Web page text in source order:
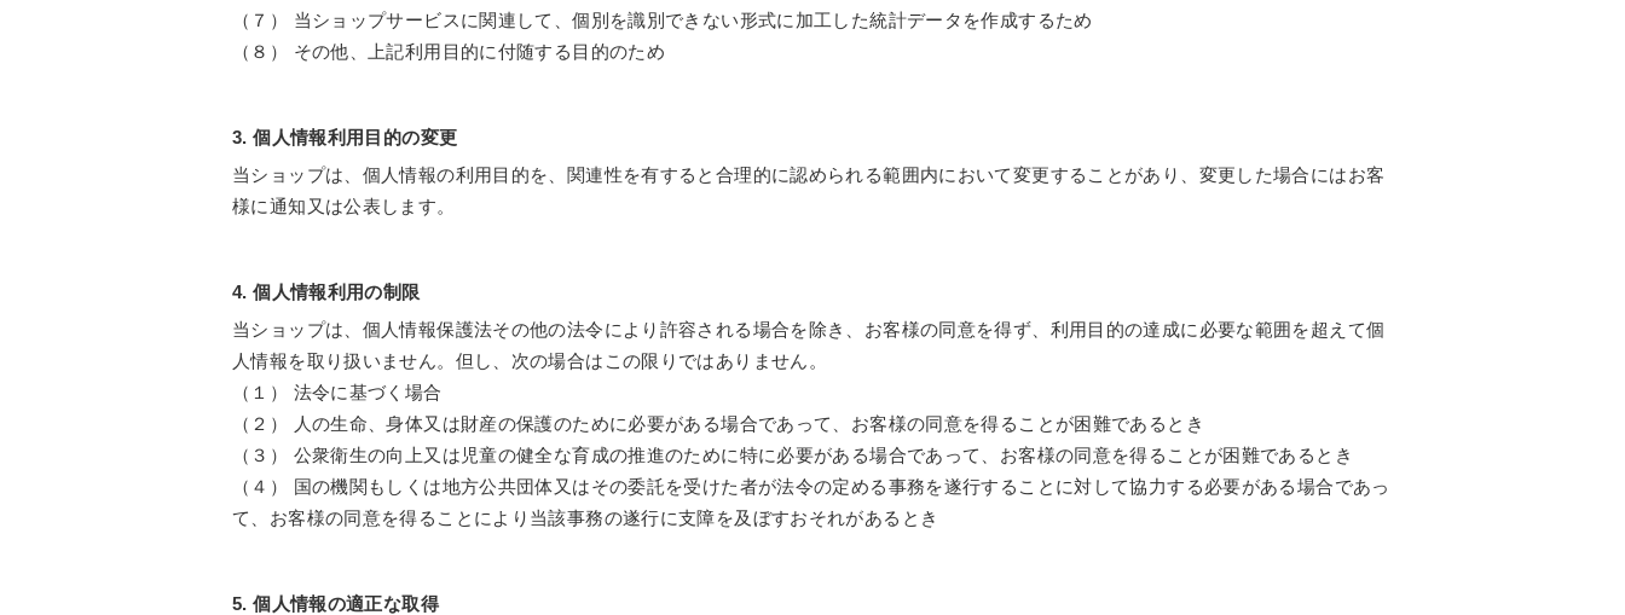
（７） 当ショップサービスに関連して、個別を識別できない形式に加工した統計データを作成するため
（８） その他、上記利用目的に付随する目的のため
3. 個人情報利用目的の変更
当ショップは、個人情報の利用目的を、関連性を有すると合理的に認められる範囲内において変更することがあり、変更した場合にはお客
様に通知又は公表します。
4. 個人情報利用の制限
当ショップは、個人情報保護法その他の法令により許容される場合を除き、お客様の同意を得ず、利用目的の達成に必要な範囲を超えて個
人情報を取り扱いません。但し、次の場合はこの限りではありません。
（１） 法令に基づく場合
（２） 人の生命、身体又は財産の保護のために必要がある場合であって、お客様の同意を得ることが困難であるとき
（３） 公衆衛生の向上又は児童の健全な育成の推進のために特に必要がある場合であって、お客様の同意を得ることが困難であるとき
（４） 国の機関もしくは地方公共団体又はその委託を受けた者が法令の定める事務を遂行することに対して協力する必要がある場合であっ
て、お客様の同意を得ることにより当該事務の遂行に支障を及ぼすおそれがあるとき
5. 個人情報の適正な取得